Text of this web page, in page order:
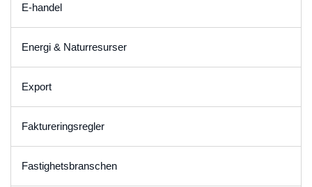
E-handel
Energi & Naturresurser
Export
Faktureringsregler
Fastighetsbranschen